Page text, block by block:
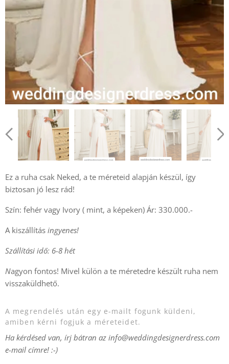
Ez a ruha csak Neked, a te méreteid alapján készül, így
biztosan jó lesz rád!
Szín: fehér vagy Ivory ( mint, a képeken) Ár: 330.000.-
A kiszállítás ingyenes!
Szállítási idő: 6-8 hét
Nagyon fontos! Mivel külön a te méretedre készült ruha nem
visszaküldhető.
A megrendelés után egy e-mailt fogunk küldeni,
amiben kérni fogjuk a méreteidet.
Ha kérdésed van, írj bátran az info@weddingdesignerdress.com
e-mail címre! :-)